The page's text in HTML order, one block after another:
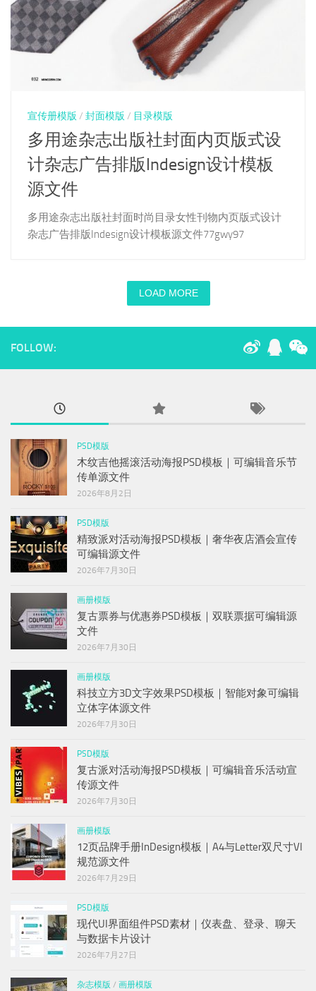
宣传册模版 / 封面模版 / 目录模版
多用途杂志出版社封面内页版式设
计杂志广告排版Indesign设计模板
源文件
多用途杂志出版社封面时尚目录女性刊物内页版式设计
杂志广告排版Indesign设计模板源文件77gwy97
LOAD MORE
FOLLOW:
PSD模版
木纹吉他摇滚活动海报PSD模板｜可编辑音乐节
传单源文件
2026年8月2日
PSD模版
精致派对活动海报PSD模板｜奢华夜店酒会宣传
可编辑源文件
2026年7月30日
画册模版
复古票券与优惠券PSD模板｜双联票据可编辑源
文件
2026年7月30日
画册模版
科技立方3D文字效果PSD模板｜智能对象可编辑
立体字体源文件
2026年7月30日
PSD模版
复古派对活动海报PSD模板｜可编辑音乐活动宣
传源文件
2026年7月30日
画册模版
12页品牌手册InDesign模板｜A4与Letter双尺寸VI
规范源文件
2026年7月29日
PSD模版
现代UI界面组件PSD素材｜仪表盘、登录、聊天
与数据卡片设计
2026年7月27日
杂志模版 / 画册模版